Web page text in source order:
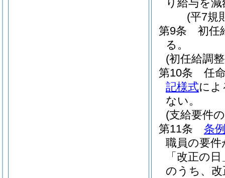
り給与を
(平7規
第9条
初任
る。
(初任給調
第10条
任
記様式によ
ない。
(支給要件
第11条
条
職員の要
「改正の
のうち、